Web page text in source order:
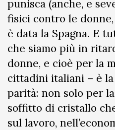
punisca (anche, e
fisici contro le
è data la Spagna. E
che siamo più in
donne, e cioè per la
cittadini italiani – è
parità: non solo per
soffitto di cristallo
sul lavoro,